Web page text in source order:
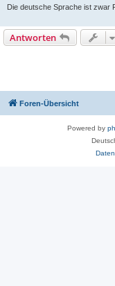
Die deutsche Sprache ist zwar
Antworten
Foren-Übersicht
Powered by